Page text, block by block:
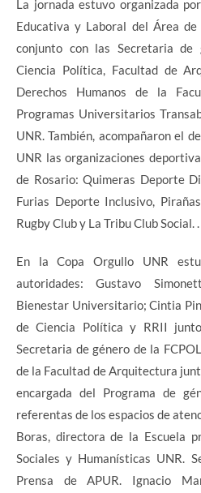
La jornada estuvo organizada
Educativa y Laboral del Área
conjunto con las Secretaria
Ciencia Política, Facultad de
Derechos Humanos de la
Programas Universitarios
UNR. También, acompañaron el
UNR las organizaciones
de Rosario: Quimeras Deporte
Furias Deporte Inclusivo,
Rugby Club y La Tribu Club Social. .
En la Copa Orgullo UNR
autoridades: Gustavo
Bienestar Universitario; Cintia
de Ciencia Política y RRII
Secretaria de género de la
de la Facultad de Arquitectura
encargada del Programa de
referentas de los espacios de
Boras, directora de la Escuela
Sociales y Humanísticas UNR.
Prensa de APUR. Ignacio